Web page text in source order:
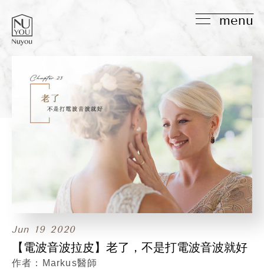
menu
Jun 19 2020
【電波音波拉皮】老了，不是打電波音波就好
Markus醫師